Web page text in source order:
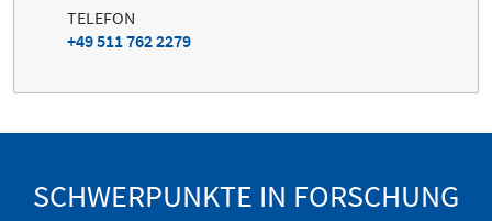
TELEFON
+49 511 762 2279
SCHWERPUNKTE IN FORSCHUNG